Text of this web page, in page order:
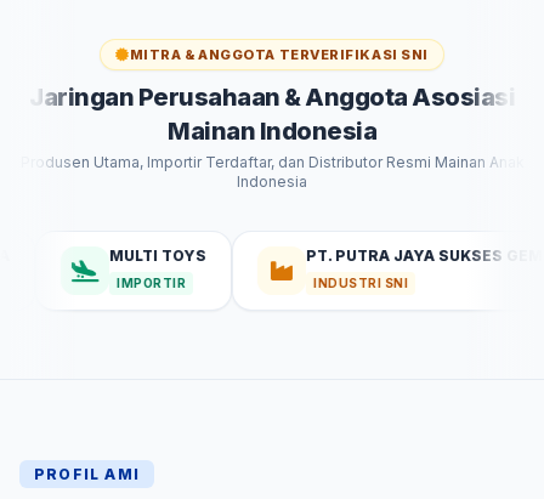
MITRA & ANGGOTA TERVERIFIKASI SNI
Jaringan Perusahaan & Anggota Asosiasi
Mainan Indonesia
Produsen Utama, Importir Terdaftar, dan Distributor Resmi Mainan Anak
Indonesia
MULTI TOYS
IMPORTIR
PT. PUTRA JAYA SUKSES GEMILANG
INDUSTRI SNI
PROFIL AMI